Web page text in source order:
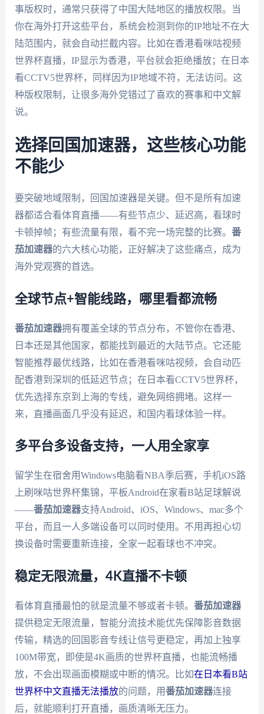
事版权时，通常只获得了中国大陆地区的播放权限。当
你在海外打开这些平台，系统会检测到你的IP地址不在大
陆范围内，就会自动拦截内容。比如在香港看咪咕视频
世界杯直播，IP显示为香港，平台就会拒绝播放；在日本
看CCTV5世界杯，同样因为IP地域不符，无法访问。这
种版权限制，让很多海外党错过了喜欢的赛事和中文解
说。
选择回国加速器，这些核心功能
不能少
要突破地域限制，回国加速器是关键。但不是所有加速
器都适合看体育直播——有些节点少、延迟高，看球时
卡顿掉帧；有些流量有限，看不完一场完整的比赛。 番
茄加速器的六大核心功能，正好解决了这些痛点，成为
海外党观赛的首选。
全球节点+智能线路，哪里看都流畅
番茄加速器拥有覆盖全球的节点分布，不管你在香港、
日本还是其他国家，都能找到最近的大陆节点。它还能
智能推荐最优线路，比如在香港看咪咕视频，会自动匹
配香港到深圳的低延迟节点；在日本看CCTV5世界杯，
优先选择东京到上海的专线，避免网络拥堵。这样一
来，直播画面几乎没有延迟，和国内看球体验一样。
多平台多设备支持，一人用全家享
留学生在宿舍用Windows电脑看NBA季后赛，手机iOS路
上刷咪咕世界杯集锦，平板Android在家看B站足球解说
——番茄加速器支持Android、iOS、Windows、mac多个
平台，而且一人多端设备可以同时使用。不用再担心切
换设备时需要重新连接，全家一起看球也不冲突。
稳定无限流量，4K直播不卡顿
看体育直播最怕的就是流量不够或者卡顿。 番茄加速器
提供稳定无限流量，智能分流技术能优先保障影音数据
传输，精选的回国影音专线让信号更稳定，再加上独享
100M带宽，即使是4K画质的世界杯直播，也能流畅播
放，不会出现画面模糊或中断的情况。比如在日本看B站
世界杯中文直播无法播放的问题，用番茄加速器连接
后，就能顺利打开直播，画质清晰无压力。